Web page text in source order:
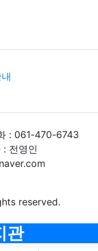
: 061-470-6743
: 전영인
reserved.
관